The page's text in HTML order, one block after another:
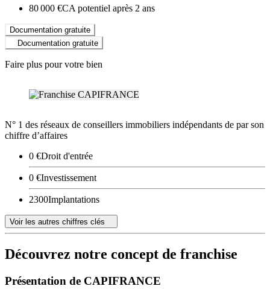
80 000 €CA potentiel après 2 ans
Documentation gratuite
Documentation gratuite
Faire plus pour votre bien
N° 1 des réseaux de conseillers immobiliers indépendants de par son
chiffre d’affaires
0 €Droit d'entrée
0 €Investissement
2300Implantations
Voir les autres chiffres clés
Découvrez notre concept de franchise
Présentation de CAPIFRANCE